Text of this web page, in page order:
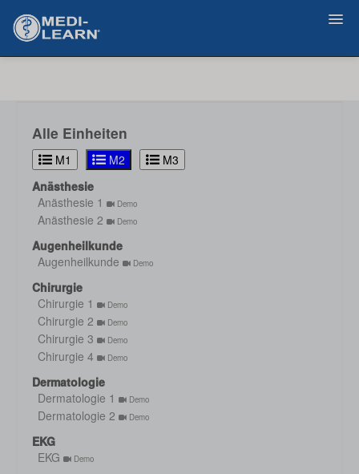
Alle Einheiten
M1 M2
M3
Anästhesie
Anästhesie 1
Demo
Anästhesie 2 Demo
Augenheilkunde
Augenheilkunde
Demo
Chirurgie
Chirurgie 1
Demo
Chirurgie 2 Demo
Chirurgie 3 Demo
Chirurgie 4 Demo
Dermatologie
Dermatologie 1
Demo
Dermatologie 2 Demo
EKG
EKG
Demo